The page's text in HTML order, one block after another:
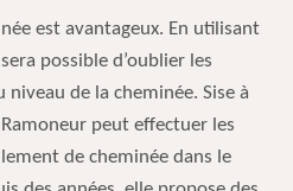
est avantageux. En utilisant
possible d’oublier les
niveau de la cheminée. Sise à
peut effectuer les
de cheminée dans le